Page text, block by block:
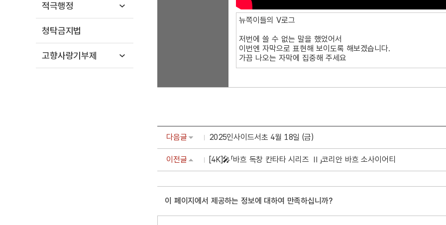
적극행정
청탁금지법
고향사랑기부제
다음글 2025인사이드서초 4월 18일 (금)
이전글 [4K]🎤「바흐 독창 칸타타 시리즈 Ⅱ」코리안 바흐 소사이어티
이 페이지에서 제공하는 정보에 대하여 만족하십니까?